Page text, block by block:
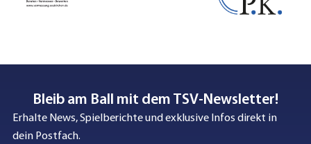
Bleib am Ball mit dem TSV-Newsletter!
Erhalte News, Spielberichte und exklusive Infos direkt in
dein Postfach.